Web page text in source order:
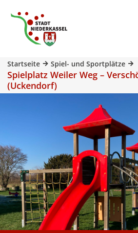
Startseite Spiel- und Sportplätze
Spielplatz Weiler Weg –
(Uckendorf)